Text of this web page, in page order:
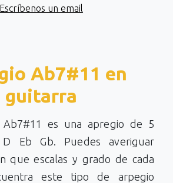
Escríbenos un email
Ab7#11 en
guitarra
es una apregio de 5
Eb Gb. Puedes averiguar
que escalas y grado de cada
este tipo de arpegio